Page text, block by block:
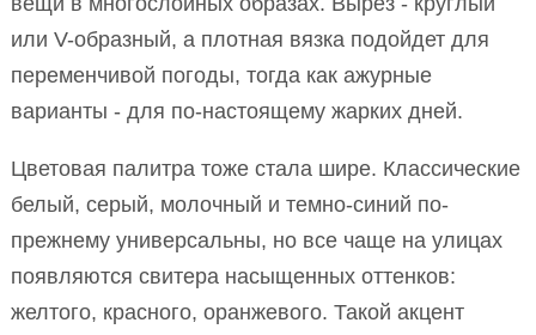
или V-образный, а плотная вязка подойдет для
переменчивой погоды, тогда как ажурные
варианты - для по-настоящему жарких дней.
Цветовая палитра тоже стала шире. Классические
белый, серый, молочный и темно-синий по-
прежнему универсальны, но все чаще на улицах
появляются свитера насыщенных оттенков:
желтого, красного, оранжевого. Такой акцент